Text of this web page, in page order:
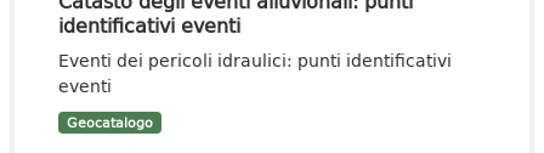
identificativi eventi
Eventi dei pericoli idraulici: punti identificativi
eventi
Geocatalogo